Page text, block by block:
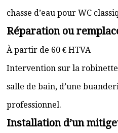
chasse d’eau pour WC
Réparation ou
À partir de 60 € HTVA
Intervention sur la
salle de bain, d’une
professionnel.
Installation d’un